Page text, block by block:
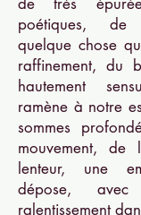
poétiques, de
quelque chose
raffinement, du
hautement
ramène à notre
sommes
mouvement,
lenteur, une
dépose,
ralentissement